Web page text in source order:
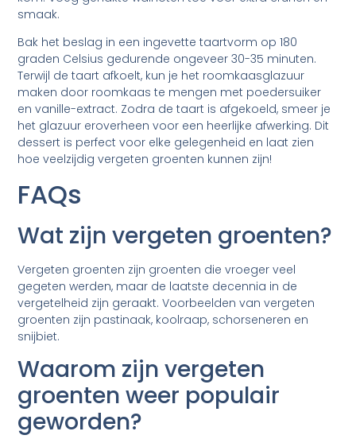
smaak.
Bak het beslag in een ingevette taartvorm op 180
graden Celsius gedurende ongeveer 30-35 minuten.
Terwijl de taart afkoelt, kun je het roomkaasglazuur
maken door roomkaas te mengen met poedersuiker
en vanille-extract. Zodra de taart is afgekoeld, smeer je
het glazuur eroverheen voor een heerlijke afwerking. Dit
dessert is perfect voor elke gelegenheid en laat zien
hoe veelzijdig vergeten groenten kunnen zijn!
FAQs
Wat zijn vergeten groenten?
Vergeten groenten zijn groenten die vroeger veel
gegeten werden, maar de laatste decennia in de
vergetelheid zijn geraakt. Voorbeelden van vergeten
groenten zijn pastinaak, koolraap, schorseneren en
snijbiet.
Waarom zijn vergeten
groenten weer populair
geworden?